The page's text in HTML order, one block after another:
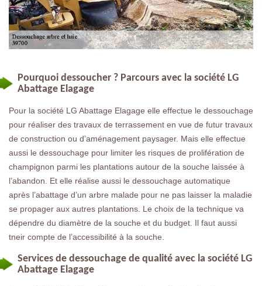
Pourquoi dessoucher ? Parcours avec la société LG
Abattage Elagage
Pour la société LG Abattage Elagage elle effectue le dessouchage
pour réaliser des travaux de terrassement en vue de futur travaux
de construction ou d’aménagement paysager. Mais elle effectue
aussi le dessouchage pour limiter les risques de prolifération de
champignon parmi les plantations autour de la souche laissée à
l’abandon. Et elle réalise aussi le dessouchage automatique
après l’abattage d’un arbre malade pour ne pas laisser la maladie
se propager aux autres plantations. Le choix de la technique va
dépendre du diamètre de la souche et du budget. Il faut aussi
tneir compte de l’accessibilité à la souche.
Services de dessouchage de qualité avec la société LG
Abattage Elagage